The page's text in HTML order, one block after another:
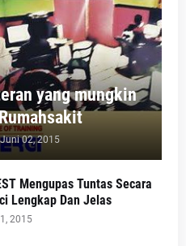
yang mungkin
Juni 02, 2015
Mengupas Tuntas Secara
Lengkap Dan Jelas
2015